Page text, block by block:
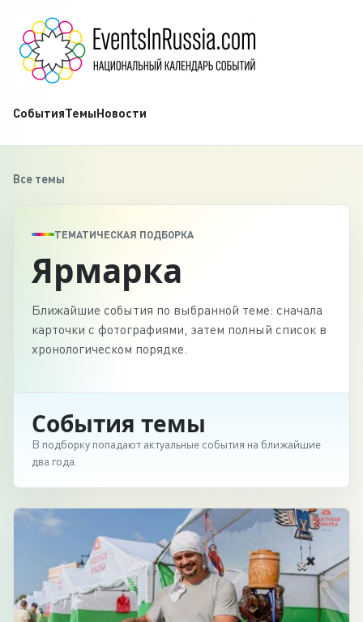
СобытияТемыНовости
Все темы
ТЕМАТИЧЕСКАЯ ПОДБОРКА
Ярмарка
Ближайшие события по выбранной теме: сначала
карточки с фотографиями, затем полный список в
хронологическом порядке.
События темы
В подборку попадают актуальные события на ближайшие
два года.